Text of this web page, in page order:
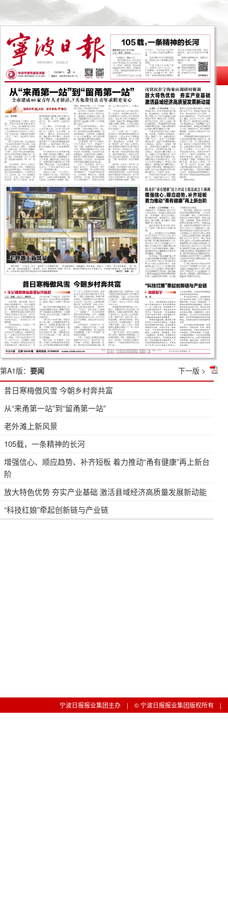
第A1版： 要闻 下一版 >
昔日寒梅傲风雪 今朝乡村奔共富
从“来甬第一站”到“留甬第一站”
老外滩上新风景
105载，一条精神的长河
增强信心、顺应趋势、补齐短板 着力推动“甬有健康”再上新台
阶
放大特色优势 夯实产业基础 激活县域经济高质量发展新动能
“科技红娘”牵起创新链与产业链
宁波日报报业集团主办 | © 宁波日报报业集团版权所有 |